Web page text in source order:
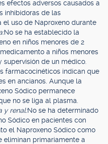
efectos adversos causados a
inhibidoras de las
el uso de Naproxeno durante
No se ha establecido la
en niños menores de 2
a niños menores
supervisión de un médico.
farmacocinéticos indican que
en ancianos. Aunque la
Sódico permanece
no se liga al plasma.
y renal:No se ha determinado
Sódico en pacientes con
el Naproxeno Sódico como
eliminan primariamente a